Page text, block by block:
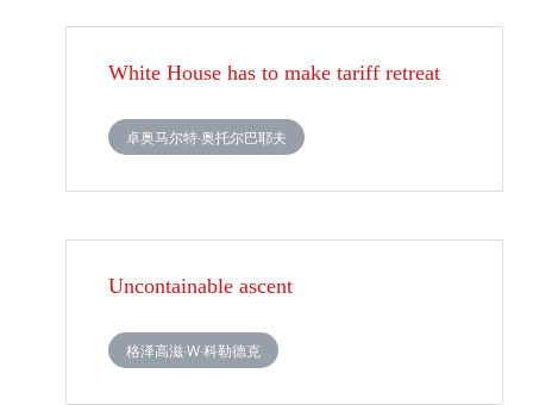
White House has to make tariff retreat
卓奥马尔特·奥托尔巴耶夫
Uncontainable ascent
格泽高滋·W·科勒德克